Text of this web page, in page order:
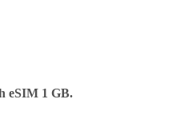
eSIM 1 GB.